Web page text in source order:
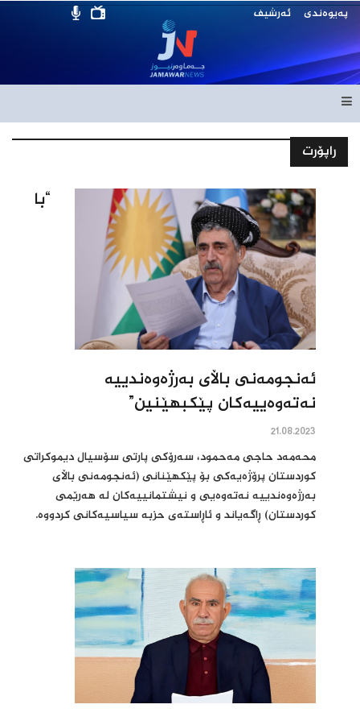
پەیوەندی ئەرشیف
راپۆرت
“با
ئەنجومەنی باڵای بەرژەوەندییە
نەتەوەییەکان پێکبهێنین”
21.08.2023
محەمەد حاجی مەحمود، سەرۆكی پارتی سۆسیال دیموكراتی
كوردستان پرۆژەیەكی بۆ پێكهێنانی (ئەنجومەنی باڵای
بەرژەوەندییە نەتەوەیی و نیشتمانییەكان لە هەرێمی
كوردستان) ڕاگەیاند و ئاڕاستەی حزبە سیاسیەكانی كردووە.